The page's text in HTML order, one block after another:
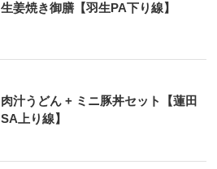
生姜焼き御膳【羽生PA下り線】
肉汁うどん + ミニ豚丼セット【蓮田
SA上り線】